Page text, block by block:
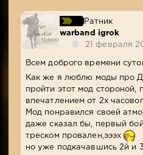
Ратник
warband igrok
21 февраля
Всем доброго времени
Как же я люблю моды про
пройти этот мод стороной,
впечатлением от 2х
Мод понравился своей
даже сказал бы, первый
треском провален,эээх
но уже подкачавшись 2й и